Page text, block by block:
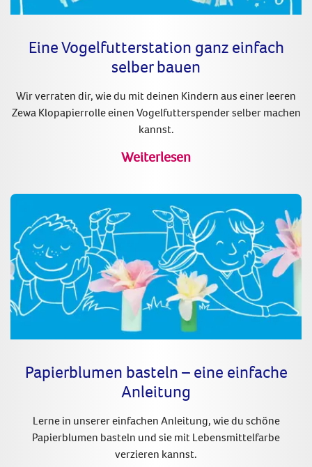
Eine Vogelfutterstation ganz einfach
selber bauen
Wir verraten dir, wie du mit deinen Kindern aus einer leeren
Zewa Klopapierrolle einen Vogelfutterspender selber machen
kannst.
Weiterlesen
Papierblumen basteln – eine einfache
Anleitung
Lerne in unserer einfachen Anleitung, wie du schöne
Papierblumen basteln und sie mit Lebensmittelfarbe
verzieren kannst.